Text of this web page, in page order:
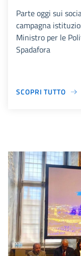
Parte oggi sui
campagna
Ministro per le
Spadafora
SCOPRI TUTTO